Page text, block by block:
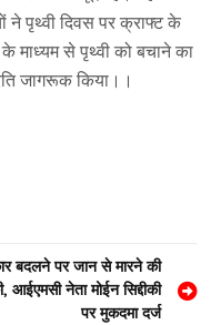
ने पृथ्वी दिवस पर क्राफ्ट के
माध्यम से पृथ्वी को बचाने का
जागरूक किया।।
बदलने पर जान से मारने की
आईएमसी नेता मोईन सिद्दीकी
पर मुकदमा दर्ज